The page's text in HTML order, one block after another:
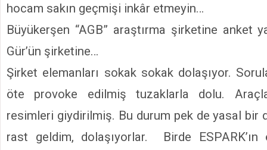
hocam sakın geçmişi inkâr etmeyin…
Büyükerşen “AGB” araştırma şirketine anket
Gür’ün şirketine…
Şirket elemanları sokak sokak dolaşıyor.
öte provoke edilmiş tuzaklarla dolu.
resimleri giydirilmiş. Bu durum pek de yasal bir
rast geldim, dolaşıyorlar. Birde ESPARK’ın